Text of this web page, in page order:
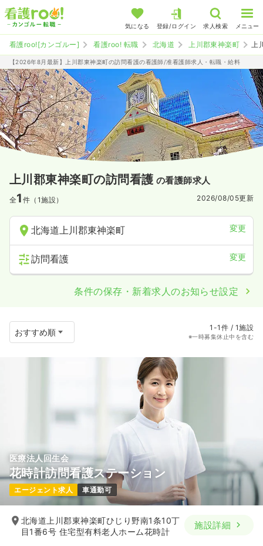
気になる 登録/ログイン 求人検索 メニュー
看護roo![カンゴルー] 看護roo! 転職 北海道 上川郡東神楽町 上
【2026年8月最新】上川郡東神楽町の訪問看護の看護師/准看護師求人・転職・給料
上川郡東神楽町の訪問看護 の看護師求人
全1 件（1施設） 2026/08/05更新
北海道上川郡東神楽町 変更
訪問看護 変更
条件の保存・新着求人のお知らせ設定
1-1件 / 1施設
※一時募集休止中を含む
医療法人回生会
花時計訪問看護ステーション
エージェント求人 車通勤可
北海道上川郡東神楽町ひじり野南1条10丁
目1番6号 住宅型有料老人ホーム花時計
施設詳細